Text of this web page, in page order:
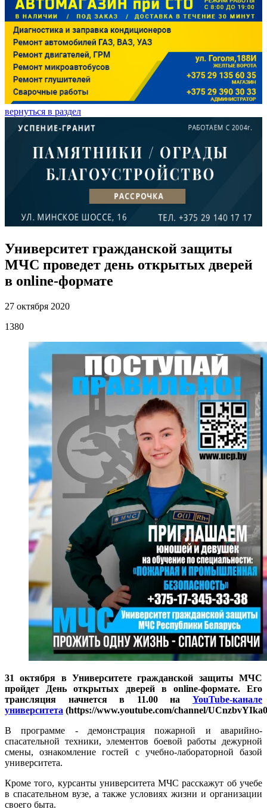
вернуться в раздел
Университет гражданской защиты
МЧС проведет день открытых дверей
в online-формате
27 октября 2020
1380
31 октября в Университете гражданской защиты МЧС
пройдет
День открытых дверей в online-формате. Его
трансляция начнется в 11.00 на
YouTube-канале
университета (https://www.youtube.com/channel/
В программе - демонстрация пожарной и аварийно-
спасательной техники, элементов боевой работы дежурной
смены, ознакомление гостей с учебно-лабораторной базой
университета.
Кроме того, курсанты университета МЧС расскажут об учебе
в спасательном вузе, а также условиях жизни и организации
своего быта.